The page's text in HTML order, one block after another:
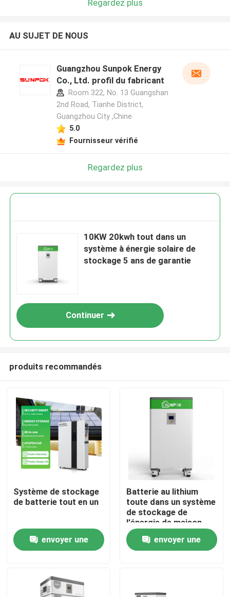
À la maison
Vidéos
Regardez plus
AU SUJET DE NOUS
Guangzhou Sunpok Energy
Co., Ltd. profil du fabricant
Room 322, No. 13 Guangshan
2nd Road, Tianhe District,
Guangzhou City ,Chine
5.0
Fournisseur vérifié
Regardez plus
10KW 20kwh tout dans un
système à énergie solaire de
stockage 5 ans de garantie
Continuer
produits recommandés
Système de stockage
de batterie tout en un
envoyer une
Batterie au lithium
toute dans un système
de stockage de
l'énergie de maison
d'ESS 100Ah 200Ah
envoyer une